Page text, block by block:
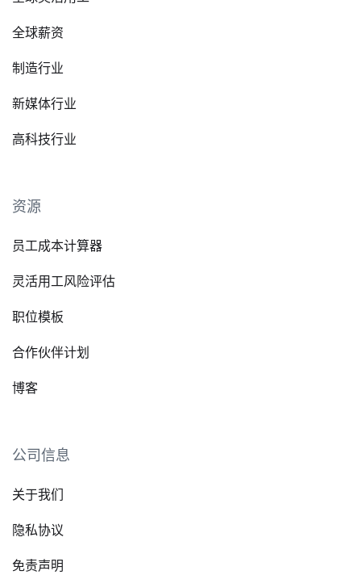
全球薪资
制造行业
新媒体行业
高科技行业
资源
员工成本计算器
灵活用工风险评估
职位模板
合作伙伴计划
博客
公司信息
关于我们
隐私协议
免责声明